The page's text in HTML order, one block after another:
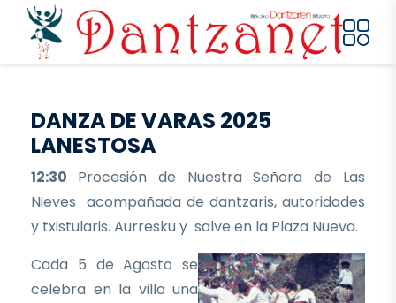
Pasar al contenido principal
DANZA DE VARAS 2025
LANESTOSA
12:30 Procesión de Nuestra Señora de Las
Nieves acompañada de dantzaris, autoridades
y txistularis. Aurresku y salve en la Plaza Nueva.
Cada 5 de Agosto se
celebra en la villa una